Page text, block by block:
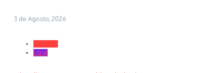
3 de Agosto, 2026
Local